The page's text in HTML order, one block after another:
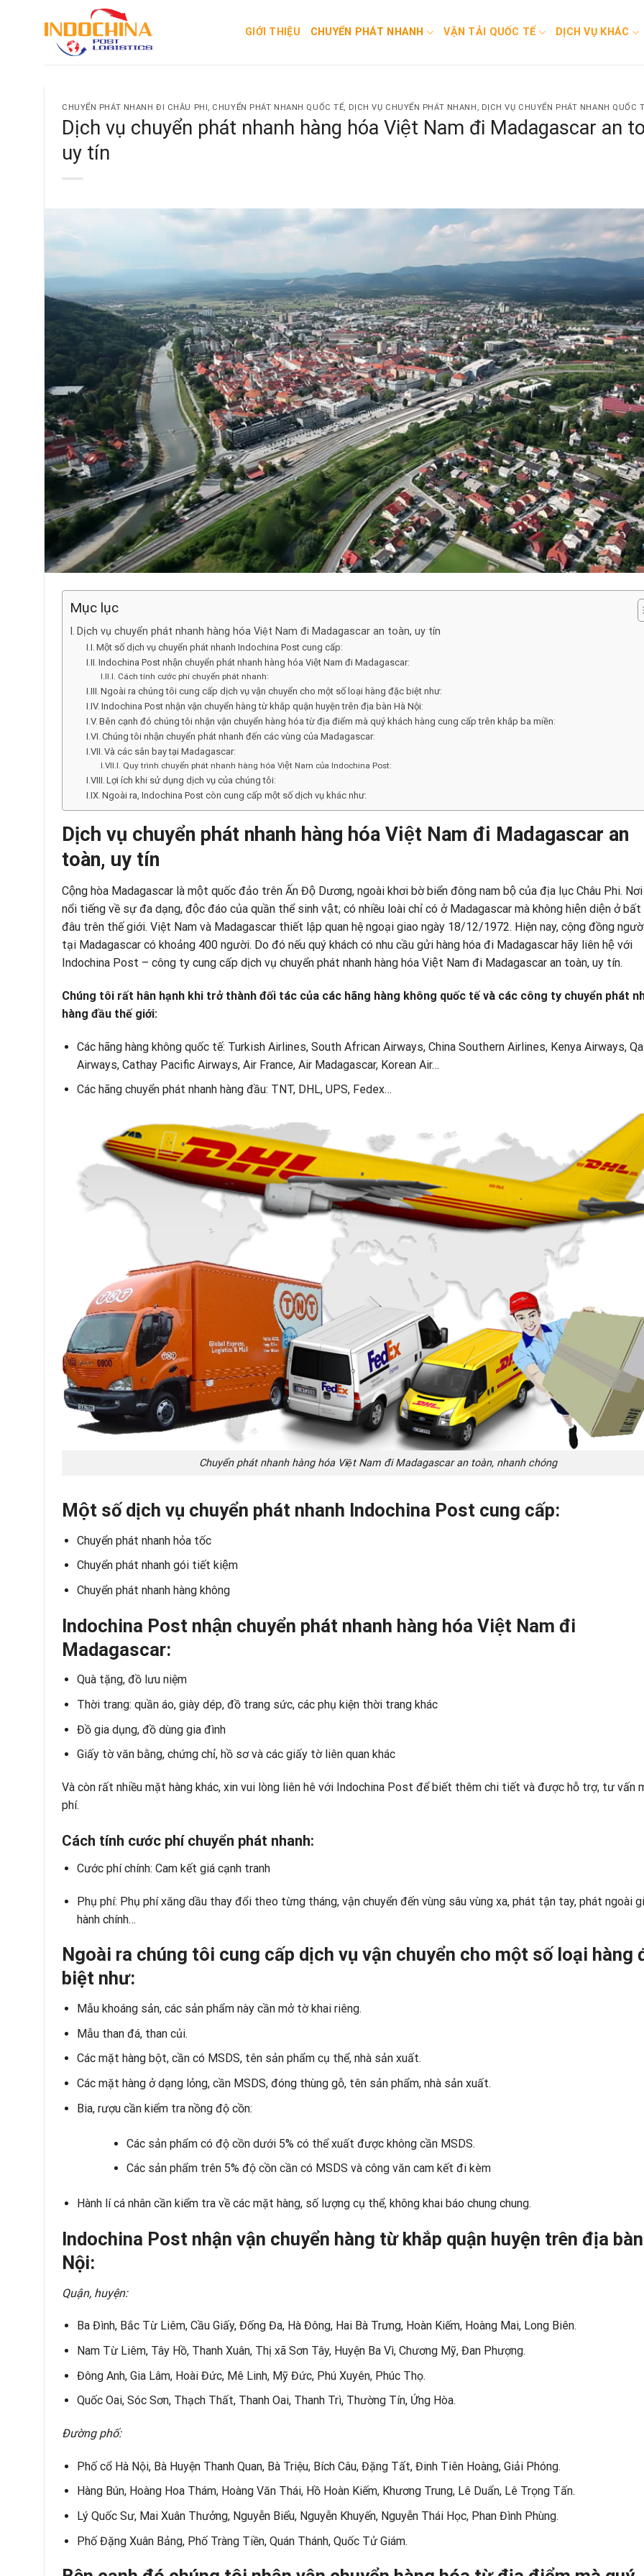
GIỚI THIỆU CHUYỂN PHÁT NHANH VẬN TẢI QUỐC TẾ DỊCH VỤ KHÁC
CHUYỂN PHÁT NHANH ĐI CHÂU PHI, CHUYỂN PHÁT NHANH QUỐC TẾ, DỊCH VỤ CHUYỂN PHÁT NHANH , DỊCH VỤ CHUYỂN PHÁT NHANH QUỐC
Dịch vụ chuyển phát nhanh hàng hóa Việt Nam đi Madagascar an
uy tín
Mục lục
Dịch vụ chuyển phát nhanh hàng hóa Việt Nam đi Madagascar an toàn, uy tín
Một số dịch vụ chuyển phát nhanh Indochina Post cung cấp:
Indochina Post nhận chuyển phát nhanh hàng hóa Việt Nam đi Madagascar:
Cách tính cước phí chuyển phát nhanh:
Ngoài ra chúng tôi cung cấp dịch vụ vận chuyển cho một số loại hàng đặc biệt như:
Indochina Post nhận vận chuyển hàng từ khắp quận huyện trên địa bàn Hà Nội:
Bên cạnh đó chúng tôi nhận vận chuyển hàng hóa từ địa điểm mà quý khách hàng cung cấp trên khắp ba miền:
Chúng tôi nhận chuyển phát nhanh đến các vùng của Madagascar:
Và các sân bay tại Madagascar:
Quy trình chuyển phát nhanh hàng hóa Việt Nam của Indochina Post:
Lợi ích khi sử dụng dịch vụ của chúng tôi:
Ngoài ra, Indochina Post còn cung cấp một số dịch vụ khác như:
Dịch vụ chuyển phát nhanh hàng hóa Việt Nam đi Madagascar an
toàn, uy tín
Cộng hòa Madagascar là một quốc đảo trên Ấn Độ Dương, ngoài khơi bờ biển đông nam bộ của địa lục Châu Phi.
nổi tiếng về sự đa dạng, độc đáo của quần thể sinh vật; có nhiều loài chỉ có ở Madagascar mà không hiện diện ở bất
đâu trên thế giới. Việt Nam và Madagascar thiết lập quan hệ ngoại giao ngày 18/12/1972. Hiện nay, cộng đồng
tại Madagascar có khoảng 400 người. Do đó nếu quý khách có nhu cầu gửi hàng hóa đi Madagascar hãy liên hệ với
Indochina Post – công ty cung cấp dịch vụ chuyển phát nhanh hàng hóa Việt Nam đi Madagascar an toàn, uy tín.
Chúng tôi rất hân hạnh khi trở thành đối tác của các hãng hàng không quốc tế và các công ty chuyển phát
hàng đầu thế giới:
Các hãng hàng không quốc tế: Turkish Airlines, South African Airways, China Southern Airlines, Kenya Airways,
Airways, Cathay Pacific Airways, Air France, Air Madagascar, Korean Air…
Các hãng chuyển phát nhanh hàng đầu: TNT, DHL, UPS, Fedex…
Chuyển phát nhanh hàng hóa Việt Nam đi Madagascar an toàn, nhanh chóng
Một số dịch vụ chuyển phát nhanh Indochina Post cung cấp:
Chuyển phát nhanh hỏa tốc
Chuyển phát nhanh gói tiết kiệm
Chuyển phát nhanh hàng không
Indochina Post nhận chuyển phát nhanh hàng hóa Việt Nam đi
Madagascar:
Quà tặng, đồ lưu niệm
Thời trang: quần áo, giày dép, đồ trang sức, các phụ kiện thời trang khác
Đồ gia dụng, đồ dùng gia đình
Giấy tờ văn bằng, chứng chỉ, hồ sơ và các giấy tờ liên quan khác
Và còn rất nhiều mặt hàng khác, xin vui lòng liên hê với Indochina Post để biết thêm chi tiết và được hỗ trợ, tư vấn
phí.
Cách tính cước phí chuyển phát nhanh:
Cước phí chính: Cam kết giá cạnh tranh
Phụ phí: Phụ phí xăng dầu thay đổi theo từng tháng, vận chuyển đến vùng sâu vùng xa, phát tận tay, phát ngoài
hành chính…
Ngoài ra chúng tôi cung cấp dịch vụ vận chuyển cho một số loại hàng
biệt như:
Mẫu khoáng sản, các sản phẩm này cần mở tờ khai riêng.
Mẫu than đá, than củi.
Các mặt hàng bột, cần có MSDS, tên sản phẩm cụ thể, nhà sản xuất.
Các mặt hàng ở dạng lỏng, cần MSDS, đóng thùng gỗ, tên sản phẩm, nhà sản xuất.
Bia, rượu cần kiểm tra nồng độ cồn:
Các sản phẩm có độ cồn dưới 5% có thể xuất được không cần MSDS.
Các sản phẩm trên 5% độ cồn cần có MSDS và công văn cam kết đi kèm
Hành lí cá nhân cần kiểm tra về các mặt hàng, số lượng cụ thể, không khai báo chung chung.
Indochina Post nhận vận chuyển hàng từ khắp quận huyện trên địa
Nội:
Quận, huyện:
Ba Đình, Bắc Từ Liêm, Cầu Giấy, Đống Đa, Hà Đông, Hai Bà Trưng, Hoàn Kiếm, Hoàng Mai, Long Biên.
Nam Từ Liêm, Tây Hồ, Thanh Xuân, Thị xã Sơn Tây, Huyện Ba Vì, Chương Mỹ, Đan Phượng.
Đông Anh, Gia Lâm, Hoài Đức, Mê Linh, Mỹ Đức, Phú Xuyên, Phúc Thọ.
Quốc Oai, Sóc Sơn, Thạch Thất, Thanh Oai, Thanh Trì, Thường Tín, Ứng Hòa.
Đường phố:
Phố cổ Hà Nội, Bà Huyện Thanh Quan, Bà Triệu, Bích Câu, Đặng Tất, Đinh Tiên Hoàng, Giải Phóng.
Hàng Bún, Hoàng Hoa Thám, Hoàng Văn Thái, Hồ Hoàn Kiếm, Khương Trung, Lê Duẩn, Lê Trọng Tấn.
Lý Quốc Sư, Mai Xuân Thưởng, Nguyễn Biểu, Nguyễn Khuyến, Nguyễn Thái Học, Phan Đình Phùng.
Phố Đặng Xuân Bảng, Phố Tràng Tiền, Quán Thánh, Quốc Tử Giám.